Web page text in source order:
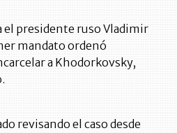
el presidente ruso Vladimir
mandato ordenó
a Khodorkovsky,
revisando el caso desde